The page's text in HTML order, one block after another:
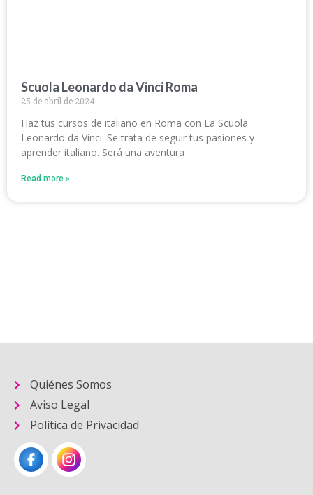
Scuola Leonardo da Vinci Roma
25 de abril de 2024
Haz tus cursos de italiano en Roma con La Scuola
Leonardo da Vinci. Se trata de seguir tus pasiones y
aprender italiano. Será una aventura
Read more »
Quiénes Somos
Aviso Legal
Política de Privacidad